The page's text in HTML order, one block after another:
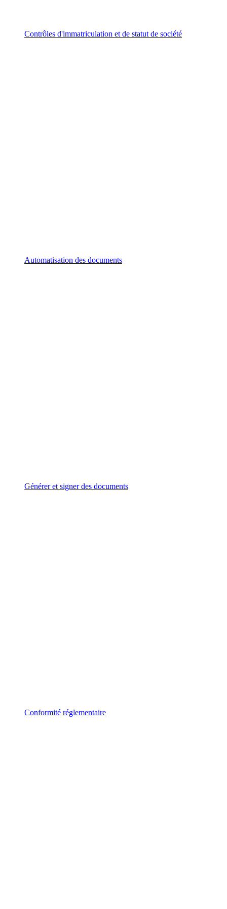
Contrôles d'immatriculation et de statut de société
Automatisation des documents
Générer et signer des documents
Conformité réglementaire